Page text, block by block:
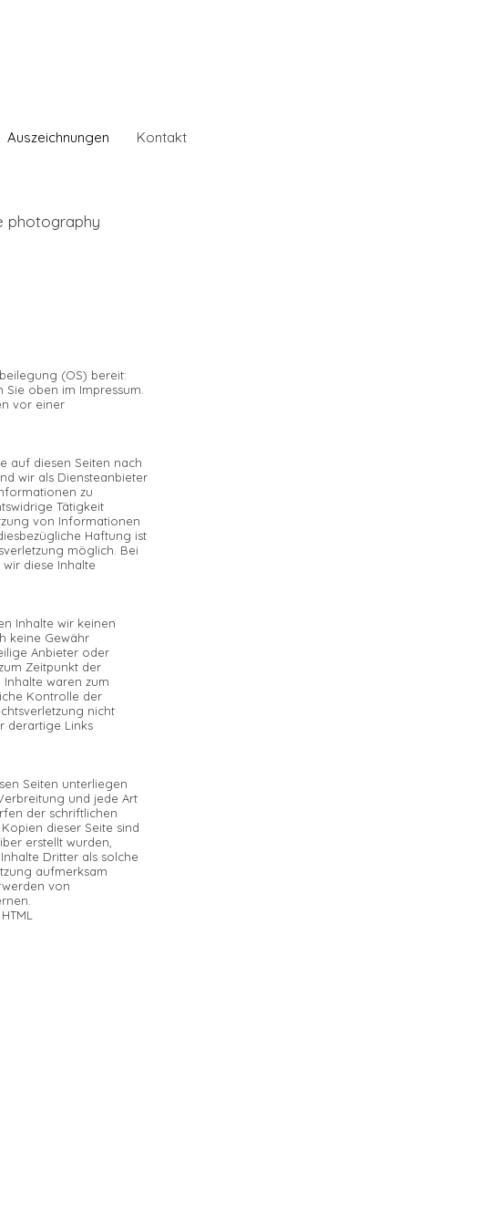
Auszeichnungen Kontakt
photography
(OS) bereit:
Sie oben im Impressum.
vor einer
auf diesen Seiten nach
wir als Diensteanbieter
zu
Tätigkeit
von Informationen
Haftung ist
möglich. Bei
diese Inhalte
Inhalte wir keinen
keine Gewähr
Anbieter oder
Zeitpunkt der
waren zum
Kontrolle der
nicht
derartige Links
Seiten unterliegen
und jede Art
der schriftlichen
dieser Seite sind
erstellt wurden,
Dritter als solche
aufmerksam
von